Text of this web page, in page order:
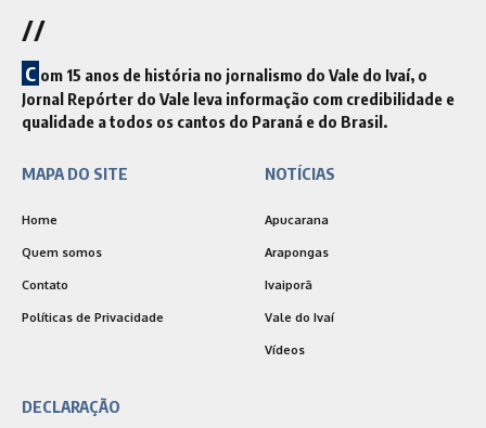
//
C om 15 anos de história no jornalismo do Vale do Ivaí, o
Jornal Repórter do Vale leva informação com credibilidade e
qualidade a todos os cantos do Paraná e do Brasil.
MAPA DO SITE
Home
Quem somos
Contato
Políticas de Privacidade
NOTÍCIAS
Apucarana
Arapongas
Ivaiporã
Vale do Ivaí
Vídeos
DECLARAÇÃO